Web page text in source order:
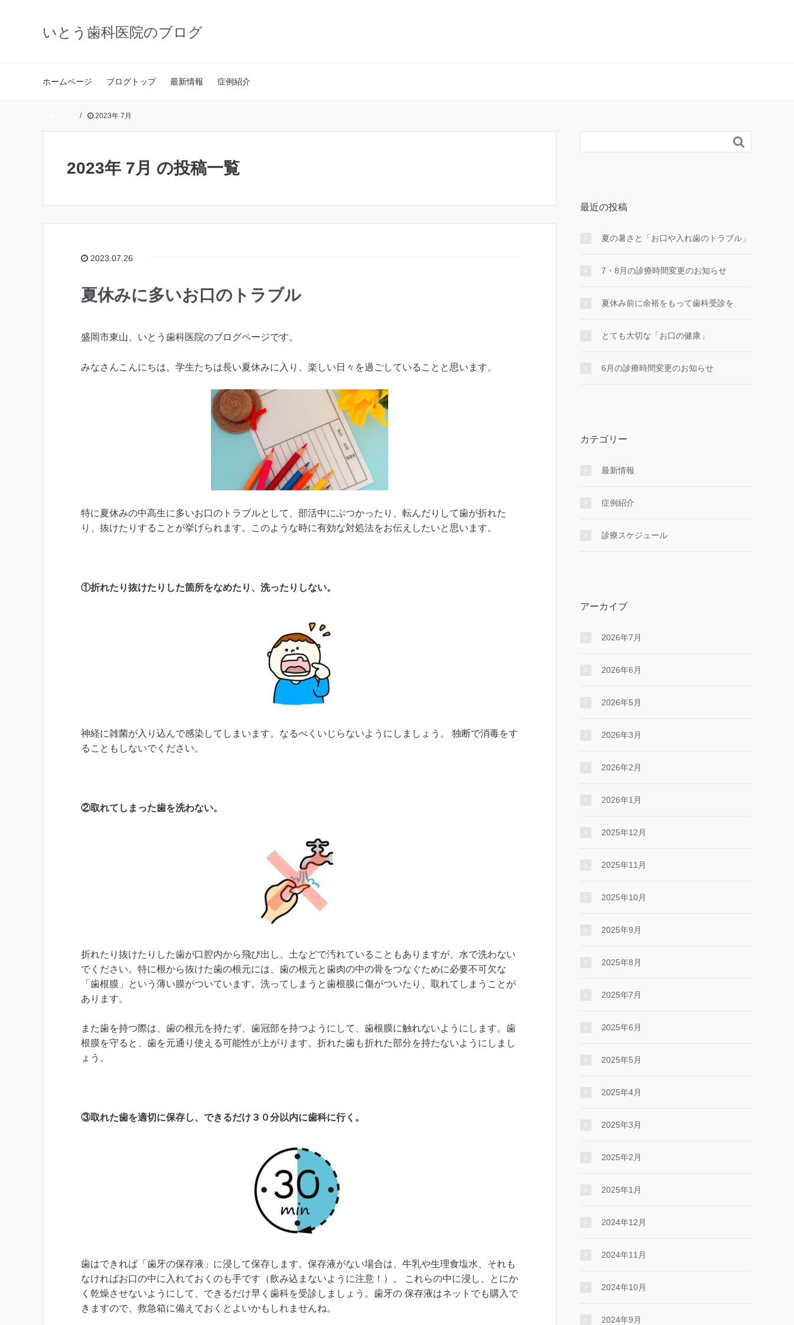
いとう歯科医院のブログ
ホームページ ブログトップ 最新情報 症例紹介
/ 2023年 7月
2023年 7月 の投稿一覧
2023.07.26
夏休みに多いお口のトラブル
盛岡市東山、いとう歯科医院のブログページです。
みなさんこんにちは。学生たちは長い夏休みに入り、楽しい日々を過ごしていることと思います。
特に夏休みの中高生に多いお口のトラブルとして、部活中にぶつかったり、転んだりして歯が折れた
り、抜けたりすることが挙げられます。このような時に有効な対処法をお伝えしたいと思います。
①折れたり抜けたりした箇所をなめたり、洗ったりしない。
神経に雑菌が入り込んで感染してしまいます。なるべくいじらないようにしましょう。 独断で消毒をす
ることもしないでください。
②取れてしまった歯を洗わない。
折れたり抜けたりした歯が口腔内から飛び出し、土などで汚れていることもありますが、水で洗わない
でください。特に根から抜けた歯の根元には、歯の根元と歯肉の中の骨をつなぐために必要不可欠な
「歯根膜」という薄い膜がついています。洗ってしまうと歯根膜に傷がついたり、取れてしまうことが
あります。
また歯を持つ際は、歯の根元を持たず、歯冠部を持つようにして、歯根膜に触れないようにします。歯
根膜を守ると、歯を元通り使える可能性が上がります。折れた歯も折れた部分を持たないようにしまし
ょう。
③取れた歯を適切に保存し、できるだけ３０分以内に歯科に行く。
歯はできれば「歯牙の保存液」に浸して保存します。保存液がない場合は、牛乳や生理食塩水、それも
なければお口の中に入れておくのも手です（飲み込まないように注意！）。 これらの中に浸し、とにか
く乾燥させないようにして、できるだけ早く歯科を受診しましょう。歯牙の 保存液はネットでも購入で
きますので、救急箱に備えておくとよいかもしれませんね。

最近の投稿
夏の暑さと「お口や入れ歯のトラブル」
7・8月の診療時間変更のお知らせ
夏休み前に余裕をもって歯科受診を
とても大切な「お口の健康」
6月の診療時間変更のお知らせ
カテゴリー
最新情報
症例紹介
診療スケジュール
アーカイブ
2026年7月
2026年6月
2026年5月
2026年3月
2026年2月
2026年1月
2025年12月
2025年11月
2025年10月
2025年9月
2025年8月
2025年7月
2025年6月
2025年5月
2025年4月
2025年3月
2025年2月
2025年1月
2024年12月
2024年11月
2024年10月
2024年9月